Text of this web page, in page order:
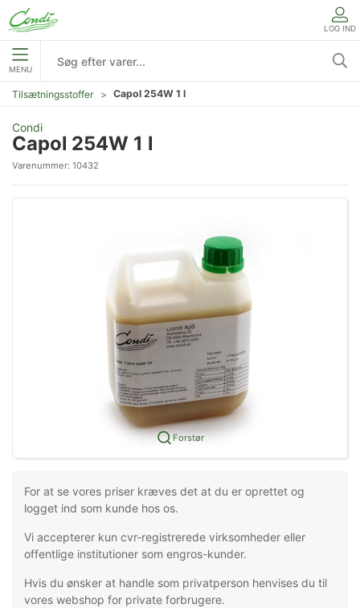
LOG IND
MENU
Tilsætningsstoffer Capol 254W 1 l
Condi
Capol 254W 1 l
Varenummer: 10432
Forstør
For at se vores priser kræves det at du er oprettet og
logget ind som kunde hos os.
Vi accepterer kun cvr-registrerede virksomheder eller
offentlige institutioner som engros-kunder.
Hvis du ønsker at handle som privatperson henvises du til
vores webshop for private forbrugere.